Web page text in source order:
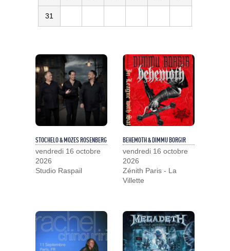
31
STOCHELO & MOZES ROSENBERG
vendredi 16 octobre
2026
Studio Raspail
BEHEMOTH & DIMMU BORGIR
vendredi 16 octobre
2026
Zénith Paris - La
Villette